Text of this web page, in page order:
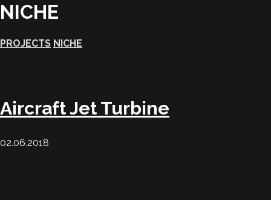
NICHE
PROJECTS NICHE
Aircraft Jet Turbine
02.06.2018